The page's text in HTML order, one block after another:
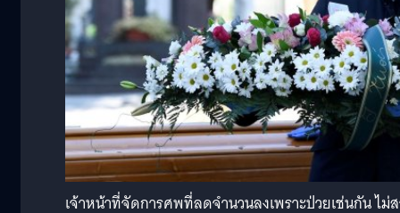
เจ้าหน้าที่จัดการศพที่ลดจำนวนลงเพราะป่วยเช่นกัน ไ